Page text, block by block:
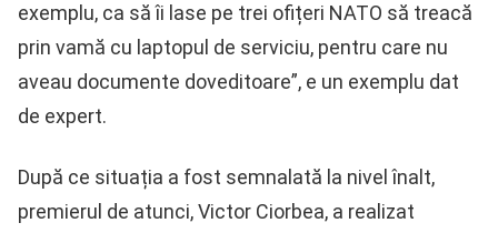
exemplu, ca să îi lase pe trei ofițeri NATO să treacă
prin vamă cu laptopul de serviciu, pentru care nu
aveau documente doveditoare”, e un exemplu dat
de expert.
După ce situația a fost semnalată la nivel înalt,
premierul de atunci, Victor Ciorbea, a realizat